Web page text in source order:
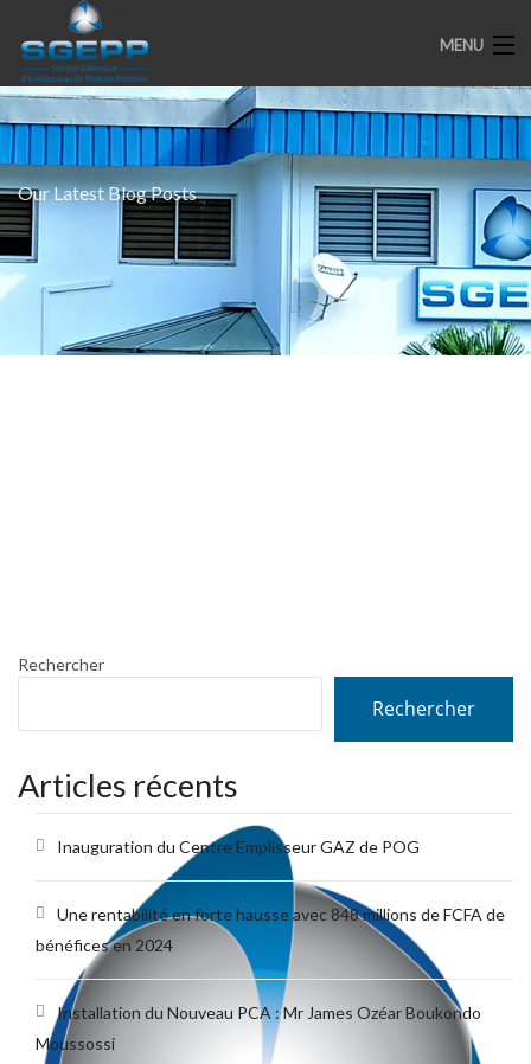
MENU
ACCUEIL
PRESENTATION
ENGAGEMENTS
Our Latest Blog Posts
Rechercher
Rechercher
Articles récents
Inauguration du Centre Emplisseur GAZ de POG
Une rentabilité en forte hausse avec 848 millions de FCFA de
bénéfices en 2024
Installation du Nouveau PCA : Mr James Ozéar Boukondo
Moussossi